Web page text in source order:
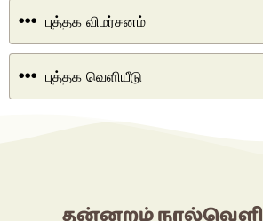
புத்தக விமர்சனம்
புத்தக வெளியீடு